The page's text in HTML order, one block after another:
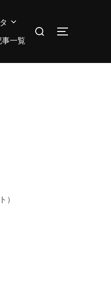
一覧
検
サイドバー
）